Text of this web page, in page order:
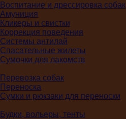
Воспитание и дрессировка собак
Амуниция
Кликеры и свистки
Коррекция поведения
Системы антилай
Спасательные жилеты
Сумочки для лакомств
Перевозка собак
Переноска
Сумки и рюкзаки для переноски
Будки, вольеры, тенты